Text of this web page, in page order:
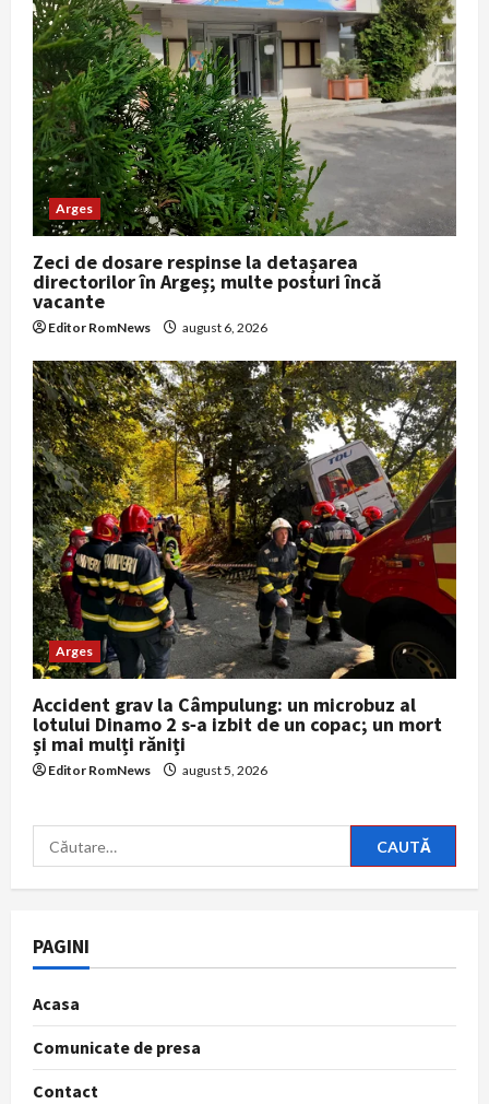
Arges
Zeci de dosare respinse la detașarea
directorilor în Argeș; multe posturi încă
vacante
Editor RomNews august 6, 2026
Arges
Accident grav la Câmpulung: un microbuz al
lotului Dinamo 2 s‑a izbit de un copac; un mort
și mai mulți răniți
Editor RomNews august 5, 2026
Caută
după:
PAGINI
Acasa
Comunicate de presa
Contact